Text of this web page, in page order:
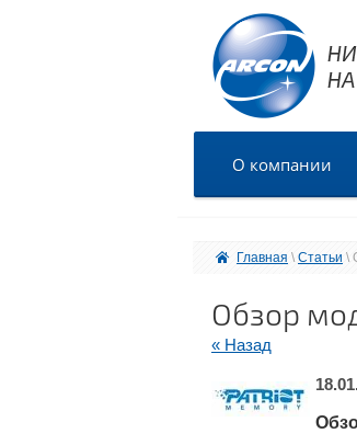
О компании
Главная \ Статьи \
Обзор
« Назад